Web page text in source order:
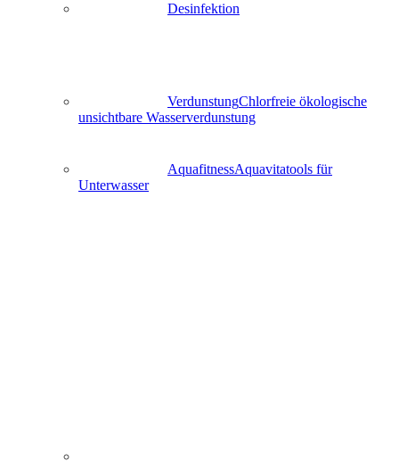
Desinfektion
VerdunstungChlorfreie ökologische
unsichtbare Wasserverdunstung
AquafitnessAquavitatools für
Unterwasser